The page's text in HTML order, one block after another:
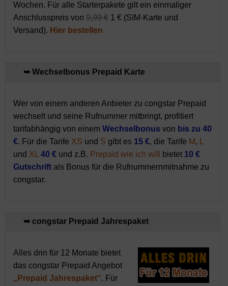
Wochen. Für alle Starterpakete gilt ein einmaliger
Anschlusspreis von 9,99 € 1 € (SIM-Karte und
Versand). Hier bestellen
➥ Wechselbonus Prepaid Karte
Wer von einem anderen Anbieter zu congstar Prepaid
wechselt und seine Rufnummer mitbringt, profitiert
tarifabhängig von einem Wechselbonus von bis zu 40
€. Für die Tarife XS und S gibt es 15 €, die Tarife M,
und XL 40 € und z.B. Prepaid wie ich will bietet 10 €
Gutschrift als Bonus für die Rufnummernmitnahme zu
congstar.
➥ congstar Prepaid Jahrespaket
Alles drin für 12 Monate bietet
das congstar Prepaid Angebot
„Prepaid Jahrespaket“. Für